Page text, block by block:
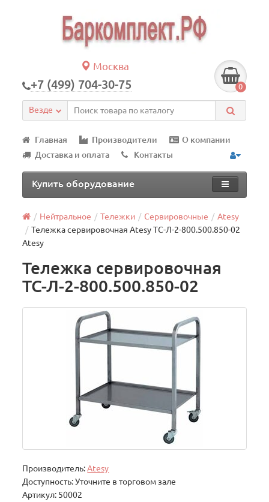
Москва
+7 (499) 704-30-75 0
Везде
Главная Производители
О компании
Доставка и оплата
Контакты
Купить оборудование
Нейтральное Тележки Сервировочные
Atesy
Тележка сервировочная Atesy ТС-Л-2-800.500.850-02
Atesy
Тележка сервировочная
ТС-Л-2-800.500.850-02
Производитель:Atesy
Доступность: Уточните в торговом зале
Артикул: 50002